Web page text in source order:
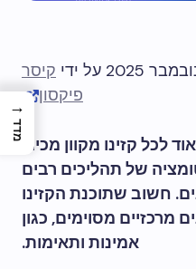
קיסר
פיקסון
קזינו מקוון מכיוון
של תהליכים רבים
חשוב שתוכנת הקזינו
מרכזיים מסוימים, כגון
אמינות ותאימות.
→
מדד